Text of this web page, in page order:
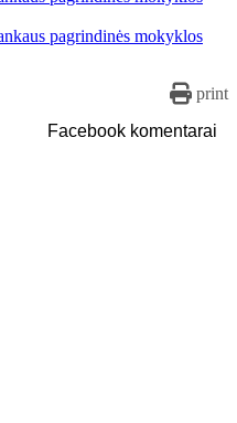
print
Facebook komentarai